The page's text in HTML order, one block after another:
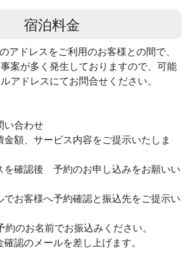
宿泊料金
ドレスをご利用のお客様との間で、
案が多く発生しておりますので、可能
アドレスにてお問合せください。
合わせ
額、サービス内容をご提示いたしま
確認後 予約のお申し込みをお願いい
お客様へ予約確認と振込先をご提示い
のお名前でお振込みください。
認のメールを差し上げます。